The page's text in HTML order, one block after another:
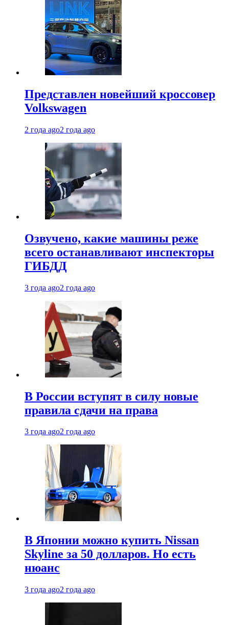
Представлен новейший кроссовер
Volkswagen
2 года ago2 года ago
Озвучено, какие машины реже
всего останавливают инспекторы
ГИБДД
3 года ago2 года ago
В России вступят в силу новые
правила сдачи на права
3 года ago2 года ago
В Японии можно купить Nissan
Skyline за 50 долларов. Но есть
нюанс
3 года ago2 года ago